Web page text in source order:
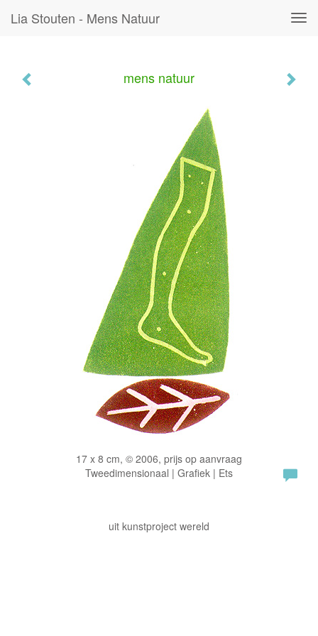
Lia Stouten - Mens Natuur
mens natuur
17 x 8 cm, © 2006, prijs op aanvraag
Tweedimensionaal | Grafiek | Ets
uit kunstproject wereld